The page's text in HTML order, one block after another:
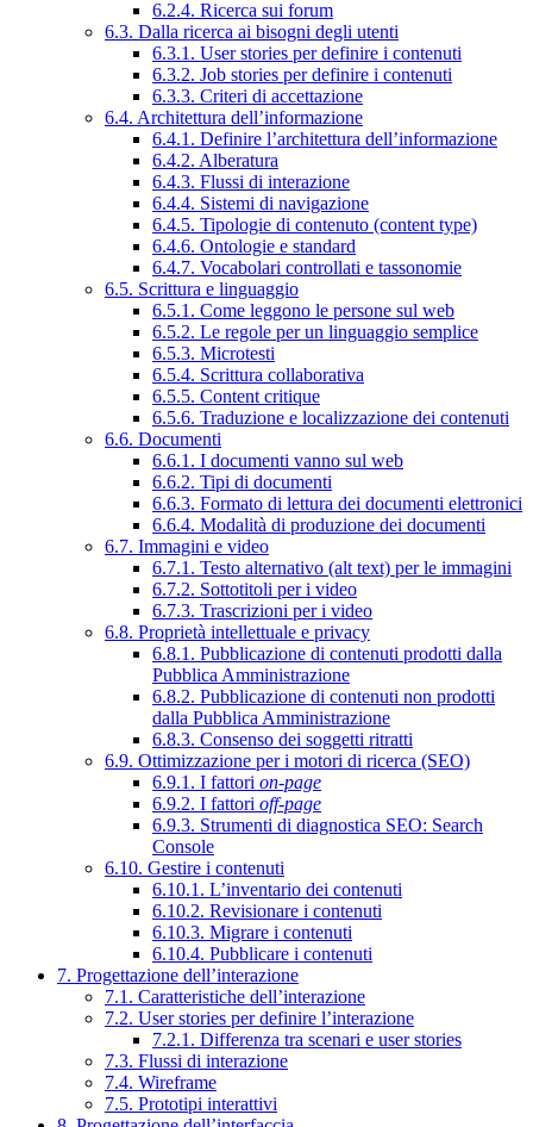
6.2.4. Ricerca sui forum
6.3. Dalla ricerca ai bisogni degli utenti
6.3.1. User stories per definire i contenuti
6.3.2. Job stories per definire i contenuti
6.3.3. Criteri di accettazione
6.4. Architettura dell’informazione
6.4.1. Definire l’architettura dell’informazione
6.4.2. Alberatura
6.4.3. Flussi di interazione
6.4.4. Sistemi di navigazione
6.4.5. Tipologie di contenuto (content type)
6.4.6. Ontologie e standard
6.4.7. Vocabolari controllati e tassonomie
6.5. Scrittura e linguaggio
6.5.1. Come leggono le persone sul web
6.5.2. Le regole per un linguaggio semplice
6.5.3. Microtesti
6.5.4. Scrittura collaborativa
6.5.5. Content critique
6.5.6. Traduzione e localizzazione dei contenuti
6.6. Documenti
6.6.1. I documenti vanno sul web
6.6.2. Tipi di documenti
6.6.3. Formato di lettura dei documenti elettronici
6.6.4. Modalità di produzione dei documenti
6.7. Immagini e video
6.7.1. Testo alternativo (alt text) per le immagini
6.7.2. Sottotitoli per i video
6.7.3. Trascrizioni per i video
6.8. Proprietà intellettuale e privacy
6.8.1. Pubblicazione di contenuti prodotti dalla
Pubblica Amministrazione
6.8.2. Pubblicazione di contenuti non prodotti
dalla Pubblica Amministrazione
6.8.3. Consenso dei soggetti ritratti
6.9. Ottimizzazione per i motori di ricerca (SEO)
6.9.1. I fattori on-page
6.9.2. I fattori off-page
6.9.3. Strumenti di diagnostica SEO: Search
Console
6.10. Gestire i contenuti
6.10.1. L’inventario dei contenuti
6.10.2. Revisionare i contenuti
6.10.3. Migrare i contenuti
6.10.4. Pubblicare i contenuti
7. Progettazione dell’interazione
7.1. Caratteristiche dell’interazione
7.2. User stories per definire l’interazione
7.2.1. Differenza tra scenari e user stories
7.3. Flussi di interazione
7.4. Wireframe
7.5. Prototipi interattivi